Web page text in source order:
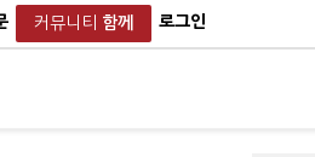
커뮤니티 함께 로그인